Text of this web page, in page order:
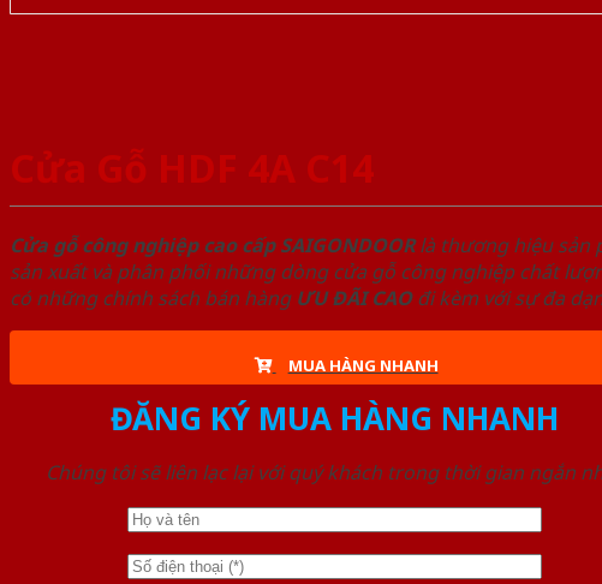
Cửa Gỗ HDF 4A C14
Cửa gỗ công nghiệp cao cấp SAIGONDOORlà thương hiệu sản
sản xuất và phân phối những dòng cửa gỗ công nghiệp chất
có những chính sách bán hàng ƯU ĐÃI CAOđi kèm với sự đa
MUA HÀNG NHANH
ĐĂNG KÝ MUA HÀNG NHANH
Chúng tôi sẽ liên lạc lại với quý khách trong thời gian ngắn